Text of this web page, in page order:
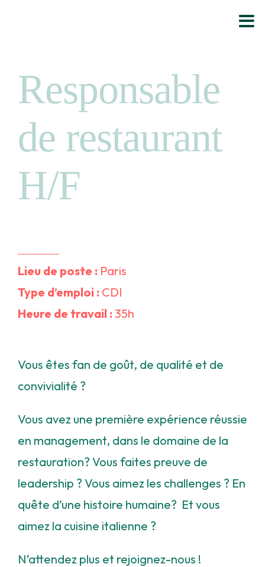
Responsable
de restaurant
H/F
Lieu de poste : Paris
Type d’emploi : CDI
Heure de travail : 35h
Vous êtes fan de goût, de qualité et de
convivialité ?
Vous avez une première expérience réussie
en management, dans le domaine de la
restauration? Vous faites preuve de
leadership ? Vous aimez les challenges ? En
quête d’une histoire humaine? Et vous
aimez la cuisine italienne ?
N’attendez plus et rejoignez-nous !